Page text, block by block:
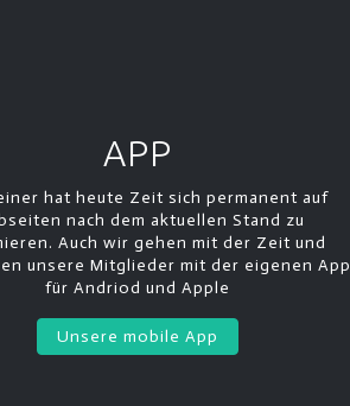
APP
hat heute Zeit sich permanent auf
nach dem aktuellen Stand zu
Auch wir gehen mit der Zeit und
unsere Mitglieder mit der eigenen App
für Andriod und Apple
Unsere mobile App